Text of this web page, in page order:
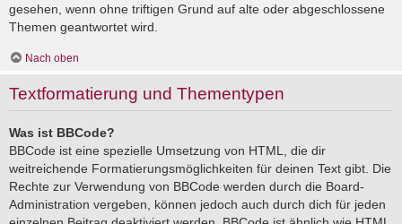
gesehen, wenn ohne triftigen Grund auf alte oder abgeschlossene
Themen geantwortet wird.
Nach oben
Textformatierung und Thementypen
Was ist BBCode?
BBCode ist eine spezielle Umsetzung von HTML, die dir
weitreichende Formatierungsmöglichkeiten für deinen Text gibt. Die
Rechte zur Verwendung von BBCode werden durch die Board-
Administration vergeben, können jedoch auch durch dich für jeden